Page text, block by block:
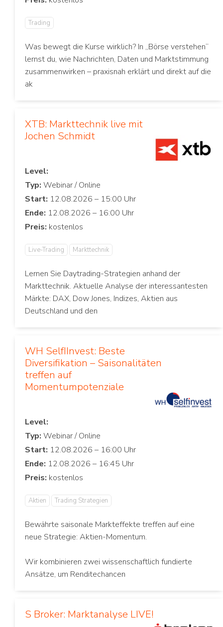
Trading
Was bewegt die Kurse wirklich? In „Börse verstehen“
lernst du, wie Nachrichten, Daten und Marktstimmung
zusammenwirken – praxisnah erklärt und direkt auf die
ak
XTB: Markttechnik live mit
Jochen Schmidt
Level:
Typ:
Start:
Ende:
Preis:
Live-Trading Markttechnik
Lernen Sie Daytrading-Strategien anhand der
Markttechnik. Aktuelle Analyse der interessantesten
Märkte: DAX, Dow Jones, Indizes, Aktien aus
Deutschland und den
WH SelfIInvest: Beste
Diversifikation – Saisonalitäten
treffen auf
Momentumpotenziale
Level:
Typ:
Start:
Ende:
Preis:
Aktien Trading Strategien
Bewährte saisonale Markteffekte treffen auf eine
neue Strategie: Aktien-Momentum.
Wir kombinieren zwei wissenschaftlich fundierte
Ansätze, um Renditechancen
S Broker: Marktanalyse LIVE!